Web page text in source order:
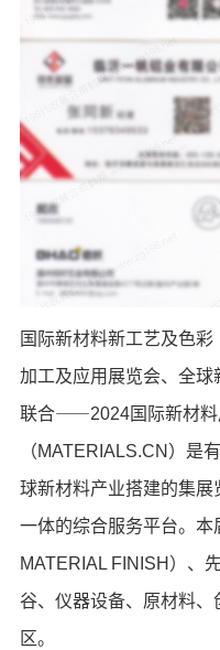
国际新材料新工艺及色
加工及应用展览会、全
联合⸺2024国际新材料
（MATERIALS.CN）是
球新材料产业搭建的集
一体的综合服务平台。
MATERIAL FINISH）、
谷、仪器设备、原材料
区。